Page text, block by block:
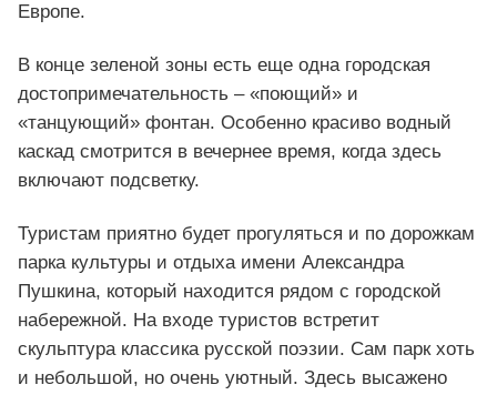
Европе.
В конце зеленой зоны есть еще одна городская
достопримечательность – «поющий» и
«танцующий» фонтан. Особенно красиво водный
каскад смотрится в вечернее время, когда здесь
включают подсветку.
Туристам приятно будет прогуляться и по дорожкам
парка культуры и отдыха имени Александра
Пушкина, который находится рядом с городской
набережной. На входе туристов встретит
скульптура классика русской поэзии. Сам парк хоть
и небольшой, но очень уютный. Здесь высажено